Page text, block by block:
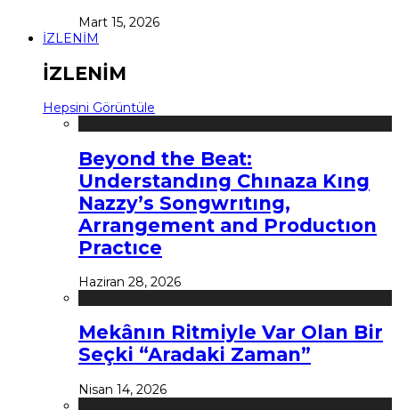
Mart 15, 2026
İZLENİM
İZLENİM
Hepsini Görüntüle
Beyond the Beat:
Understandıng Chınaza Kıng
Nazzy’s Songwrıtıng,
Arrangement and Productıon
Practıce
Haziran 28, 2026
Mekânın Ritmiyle Var Olan Bir
Seçki “Aradaki Zaman”
Nisan 14, 2026